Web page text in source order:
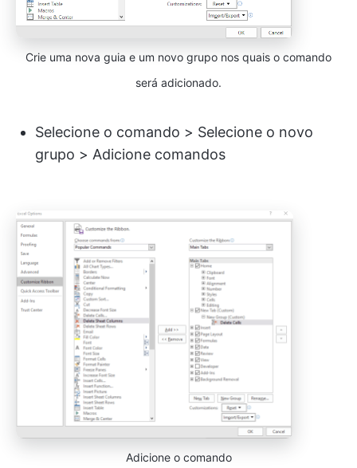
Crie uma nova guia e um novo grupo nos quais o comando
será adicionado.
Selecione o comando > Selecione o novo
grupo > Adicione comandos
Adicione o comando